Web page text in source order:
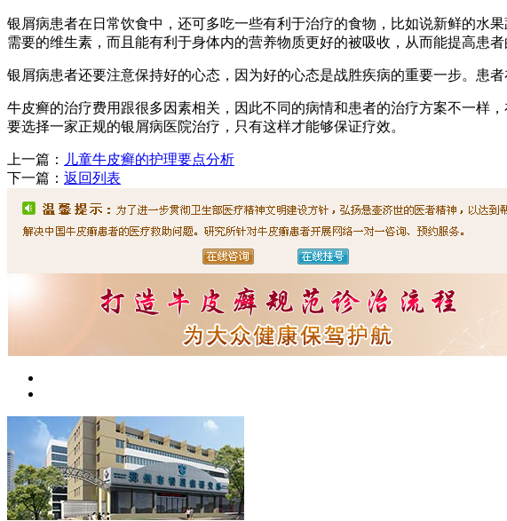
银屑病患者在日常饮食中，还可多吃一些有利于治疗的食物，比如说新鲜的水
需要的维生素，而且能有利于身体内的营养物质更好的被吸收，从而能提高患者
银屑病患者还要注意保持好的心态，因为好的心态是战胜疾病的重要一步。患
牛皮癣的治疗费用跟很多因素相关，因此不同的病情和患者的治疗方案不一样
要选择一家正规的银屑病医院治疗，只有这样才能够保证疗效。
上一篇：
儿童牛皮癣的护理要点分析
下一篇： 返回列表